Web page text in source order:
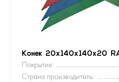
Конек 20х140х140х20
Покрытие:
Страна производитель: